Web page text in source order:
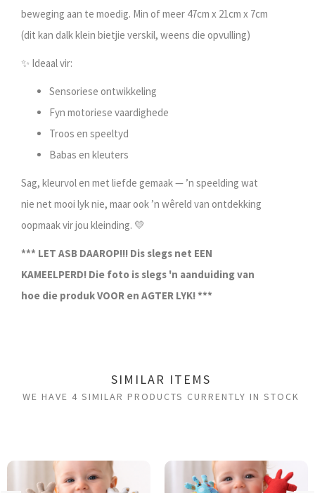
beweging aan te moedig. Min of meer 47cm x 21cm x 7cm
(dit kan dalk klein bietjie verskil, weens die opvulling)
✨ Ideaal vir:
Sensoriese ontwikkeling
Fyn motoriese vaardighede
Troos en speeltyd
Babas en kleuters
Sag, kleurvol en met liefde gemaak — ’n speelding wat
nie net mooi lyk nie, maar ook ’n wêreld van ontdekking
oopmaak vir jou kleinding. 💛
*** LET ASB DAAROP!!! Dis slegs net EEN
KAMEELPERD! Die foto is slegs 'n aanduiding van
hoe die produk VOOR en AGTER LYK! ***
SIMILAR ITEMS
WE HAVE 4 SIMILAR PRODUCTS CURRENTLY IN STOCK